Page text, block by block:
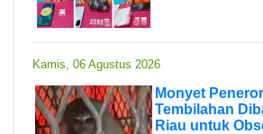
Kamis, 06 Agustus 2026
Monyet
Tembilahan
Riau untuk